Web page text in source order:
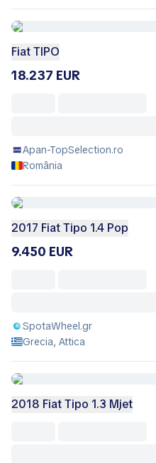
Fiat TIPO
18.237 EUR
Apan-TopSelection.ro
România
2017 Fiat Tipo 1.4 Pop
9.450 EUR
SpotaWheel.gr
Grecia, Attica
2018 Fiat Tipo 1.3 Mjet